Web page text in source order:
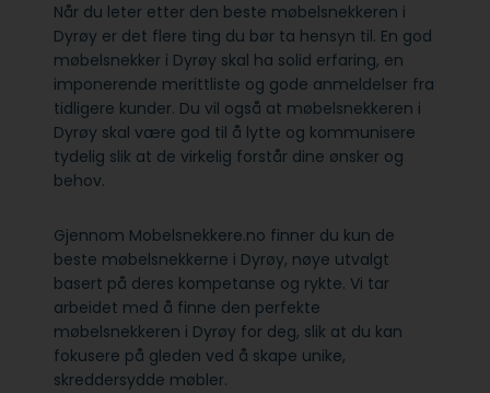
Når du leter etter den beste møbelsnekkeren i
Dyrøy er det flere ting du bør ta hensyn til. En god
møbelsnekker i Dyrøy skal ha solid erfaring, en
imponerende merittliste og gode anmeldelser fra
tidligere kunder. Du vil også at møbelsnekkeren i
Dyrøy skal være god til å lytte og kommunisere
tydelig slik at de virkelig forstår dine ønsker og
behov.
Gjennom Mobelsnekkere.no finner du kun de
beste møbelsnekkerne i Dyrøy, nøye utvalgt
basert på deres kompetanse og rykte. Vi tar
arbeidet med å finne den perfekte
møbelsnekkeren i Dyrøy for deg, slik at du kan
fokusere på gleden ved å skape unike,
skreddersydde møbler.